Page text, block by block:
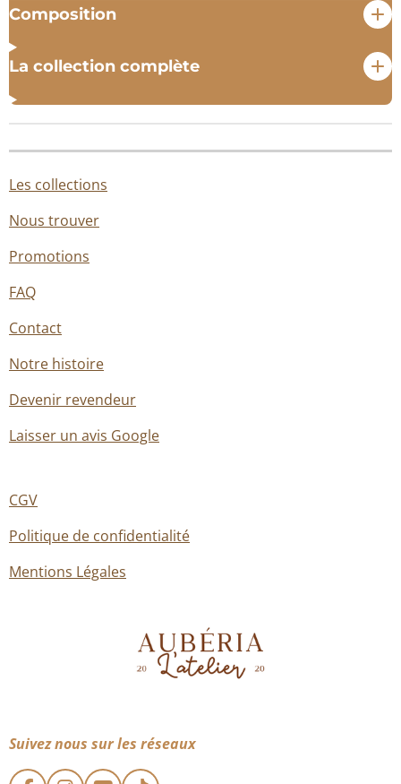
Composition
La collection complète
Les collections
Nous trouver
Promotions
FAQ
Contact
Notre histoire
Devenir revendeur
Laisser un avis Google
CGV
Politique de confidentialité
Mentions Légales
Suivez nous sur les réseaux